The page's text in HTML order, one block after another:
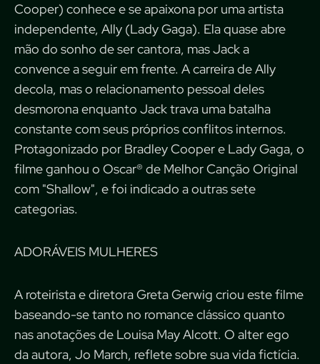
Cooper) conhece e se apaixona por uma artista
independente, Ally (Lady Gaga). Ela quase abre
mão do sonho de ser cantora, mas Jack a
convence a seguir em frente. A carreira de Ally
decola, mas o relacionamento pessoal deles
desmorona enquanto Jack trava uma batalha
constante com seus próprios conflitos internos.
Protagonizado por Bradley Cooper e Lady Gaga, o
filme ganhou o Oscar® de Melhor Canção Original
com "Shallow", e foi indicado a outras sete
categorias.
ADORÁVEIS MULHERES
A roteirista e diretora Greta Gerwig criou este filme
baseando-se tanto no romance clássico quanto
nas anotações de Louisa May Alcott. O alter ego
da autora, Jo March, reflete sobre sua vida fictícia.